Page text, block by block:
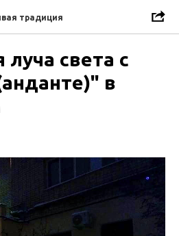
традиция
света с
в